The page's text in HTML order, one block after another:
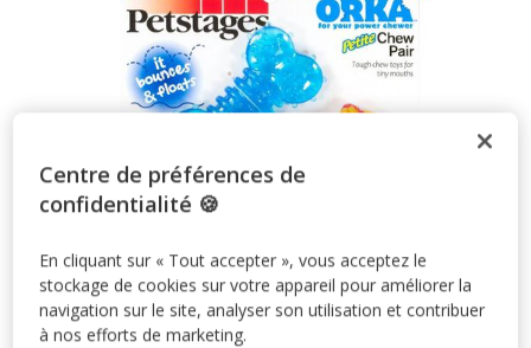
Centre de préférences de
confidentialité 🍪
En cliquant sur « Tout accepter », vous acceptez le
stockage de cookies sur votre appareil pour améliorer la
navigation sur le site, analyser son utilisation et contribuer
à nos efforts de marketing.